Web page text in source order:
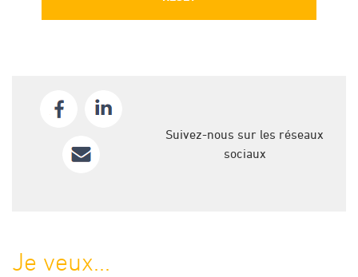
Suivez-nous sur les réseaux
sociaux
Je veux...